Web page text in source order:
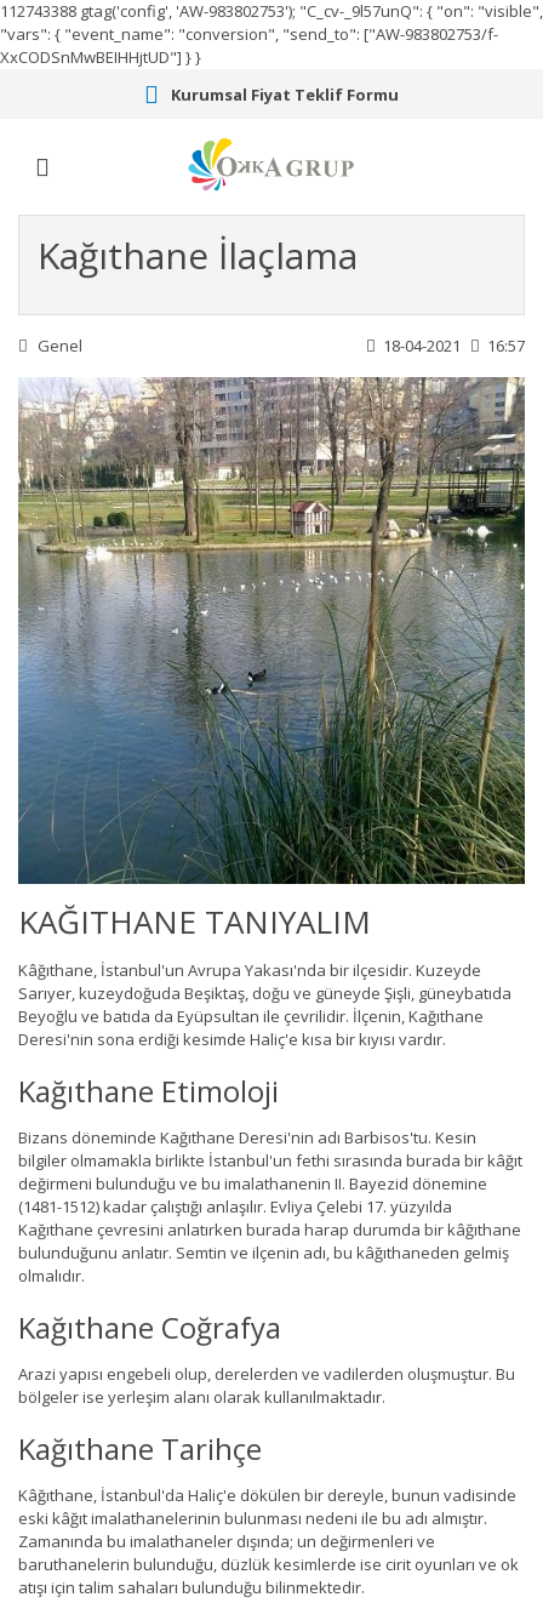
112743388 gtag('config', 'AW-983802753'); "C_cv-_9l57unQ": { "on": "visible",
"vars": { "event_name": "conversion", "send_to": ["AW-983802753/f-
XxCODSnMwBEIHHjtUD"] } }
Kurumsal Fiyat Teklif Formu
Kağıthane İlaçlama
Genel 18-04-2021 16:57
KAĞITHANE TANIYALIM
Kâğıthane, İstanbul'un Avrupa Yakası'nda bir ilçesidir. Kuzeyde
Sarıyer, kuzeydoğuda Beşiktaş, doğu ve güneyde Şişli, güneybatıda
Beyoğlu ve batıda da Eyüpsultan ile çevrilidir. İlçenin, Kağıthane
Deresi'nin sona erdiği kesimde Haliç'e kısa bir kıyısı vardır.
Kağıthane Etimoloji
Bizans döneminde Kağıthane Deresi'nin adı Barbisos'tu. Kesin
bilgiler olmamakla birlikte İstanbul'un fethi sırasında burada bir kâğıt
değirmeni bulunduğu ve bu imalathanenin II. Bayezid dönemine
(1481-1512) kadar çalıştığı anlaşılır. Evliya Çelebi 17. yüzyılda
Kağıthane çevresini anlatırken burada harap durumda bir kâğıthane
bulunduğunu anlatır. Semtin ve ilçenin adı, bu kâğıthaneden gelmiş
olmalıdır.
Kağıthane Coğrafya
Arazi yapısı engebeli olup, derelerden ve vadilerden oluşmuştur. Bu
bölgeler ise yerleşim alanı olarak kullanılmaktadır.
Kağıthane Tarihçe
Kâğıthane, İstanbul'da Haliç'e dökülen bir dereyle, bunun vadisinde
eski kâğıt imalathanelerinin bulunması nedeni ile bu adı almıştır.
Zamanında bu imalathaneler dışında; un değirmenleri ve
baruthanelerin bulunduğu, düzlük kesimlerde ise cirit oyunları ve ok
atışı için talim sahaları bulunduğu bilinmektedir.